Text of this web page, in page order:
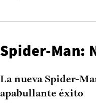
Spider-Man:
La nueva Spider-
apabullante éxito